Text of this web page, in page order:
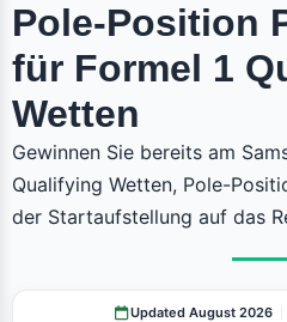
Pole-Position
für Formel 1
Wetten
Gewinnen Sie bereits am
Qualifying Wetten, Pole-
der Startaufstellung auf das
Updated August 2026